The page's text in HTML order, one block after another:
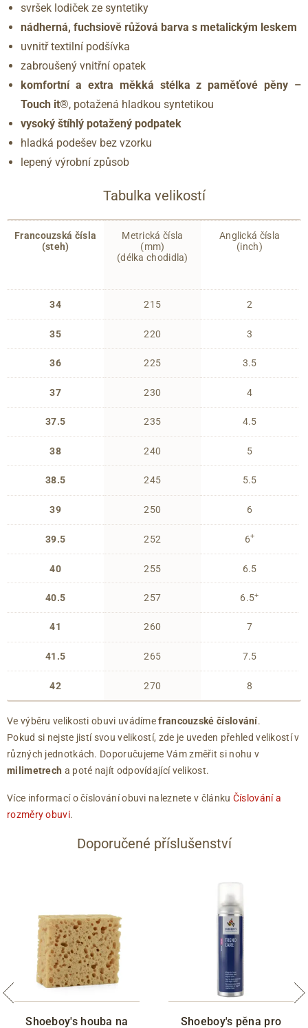
svršek lodiček ze syntetiky
nádherná, fuchsiově růžová barva s metalickým leskem
uvnitř textilní podšívka
zabroušený vnitřní opatek
komfortní a extra měkká stélka z paměťové pěny –
Touch it®, potažená hladkou syntetikou
vysoký štíhlý potažený podpatek
hladká podešev bez vzorku
lepený výrobní způsob
Tabulka velikostí
Francouzská čísla
(steh)
34
35
36
37
37.5
38
38.5
39
39.5
40
40.5
41
41.5
42
Metrická čísla
(mm)
(délka chodidla)
215
220
225
230
235
240
245
250
252
255
257
260
265
270
Anglická čísla
(inch)
2
3
3.5
4
4.5
5
5.5
6
6+
6.5
6.5+
7
7.5
8
Ve výběru velikosti obuvi uvádímefrancouzské číslování.
Pokud si nejste jistí svou velikostí, zde je uveden přehled velikostí v
různých jednotkách. Doporučujeme Vám změřit si nohu v
milimetrech a poté najít odpovídající velikost.
Více informací o číslování obuvi naleznete v článku Číslování a
rozměry obuvi.
Doporučené příslušenství
Shoeboy's houba na
Shoeboy's pěna pro